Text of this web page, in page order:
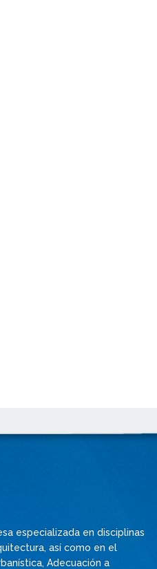
especializada en disciplinas
así como en el
Adecuación a